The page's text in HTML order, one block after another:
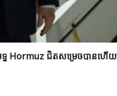
ទ្ទ Hormuz ជិតសម្រេចបានហើយ